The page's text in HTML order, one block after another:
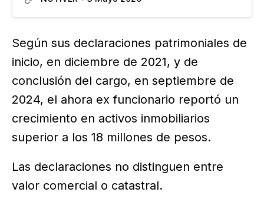
Justicia de la Nación, Arturo…
Según sus declaraciones patrimoniales de
inicio, en diciembre de 2021, y de
conclusión del cargo, en septiembre de
2024, el ahora ex funcionario reportó un
crecimiento en activos inmobiliarios
superior a los 18 millones de pesos.
Las declaraciones no distinguen entre
valor comercial o catastral.